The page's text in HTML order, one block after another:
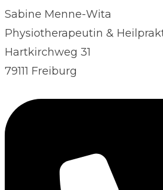
Sabine Menne-Wita
Physiotherapeutin &
Hartkirchweg 31
79111 Freiburg